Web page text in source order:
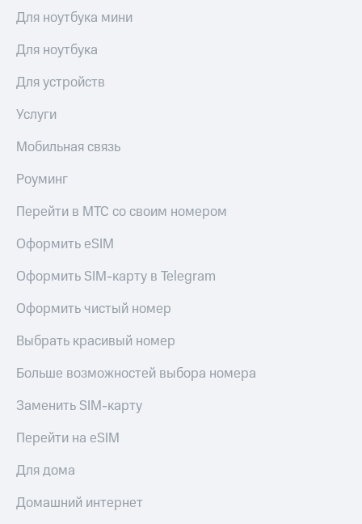
Настройки
автоплатежа
Пополнить
номер
Оплата
с
на карту
МТС Pay
по QR-
за границей
магазин
и
Для ноутбука мини
Для ноутбука
Для устройств
Услуги
Мобильная связь
Роуминг
Перейти в МТС со своим номером
Оформить eSIM
Оформить SIM-карту в Telegram
Оформить чистый номер
Выбрать красивый номер
Больше возможностей выбора номера
Заменить SIM-карту
Перейти на eSIM
Для дома
Домашний интернет